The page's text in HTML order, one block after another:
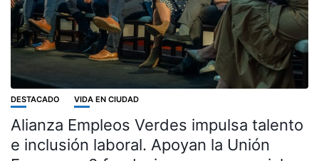
DESTACADO VIDA EN CIUDAD
Alianza Empleos Verdes impulsa talento
e inclusión laboral. Apoyan la Unión